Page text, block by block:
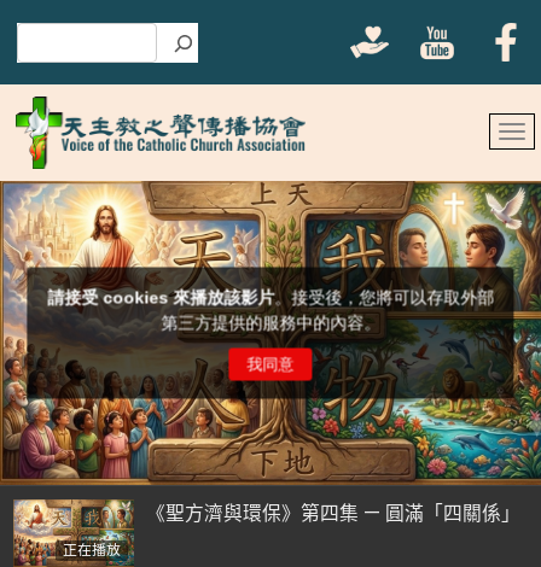
正在播放
《聖方濟與環保》第四集 — 圓滿「四關係」